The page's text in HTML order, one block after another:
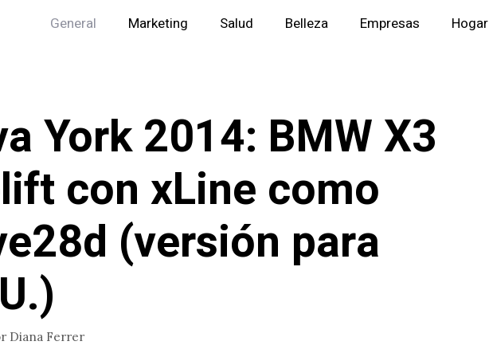
General Marketing Salud Belleza Empresas Hogar
York 2014: BMW X3
con xLine como
(versión para
Diana Ferrer